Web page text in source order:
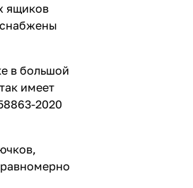
ящиков
в большой
имеет
2020